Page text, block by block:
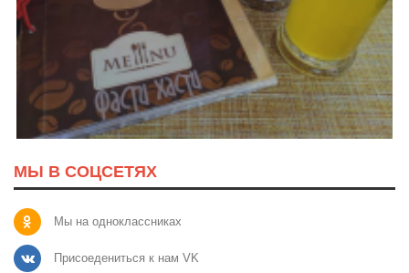
МЫ В СОЦСЕТЯХ
Мы на одноклассниках
Присоедениться к нам VK